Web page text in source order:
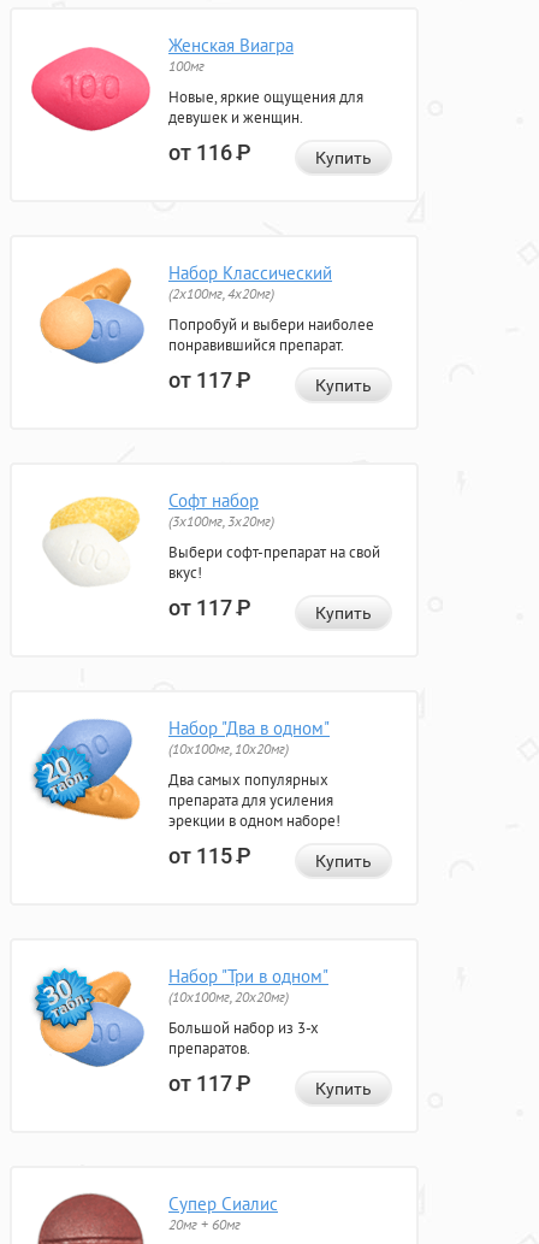
Женская Виагра
100мг
Новые, яркие ощущения для
девушек и женщин.
от 116Р Купить
Набор Классический
(2x100мг, 4x20мг)
Попробуй и выбери наиболее
понравившийся препарат.
от 117Р Купить
Софт набор
(3x100мг, 3x20мг)
Выбери софт-препарат на свой
вкус!
от 117Р Купить
Набор "Два в одном"
(10x100мг, 10x20мг)
Два самых популярных
препарата для усиления
эрекции в одном наборе!
от 115Р Купить
Набор "Три в одном"
(10x100мг, 20x20мг)
Большой набор из 3-х
препаратов.
от 117Р Купить
Супер Сиалис
20мг + 60мг